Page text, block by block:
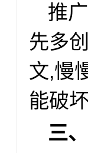
推
先多
文,慢
能破
三